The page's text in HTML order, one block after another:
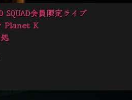
SQUAD会員限定ライブ
Planet K